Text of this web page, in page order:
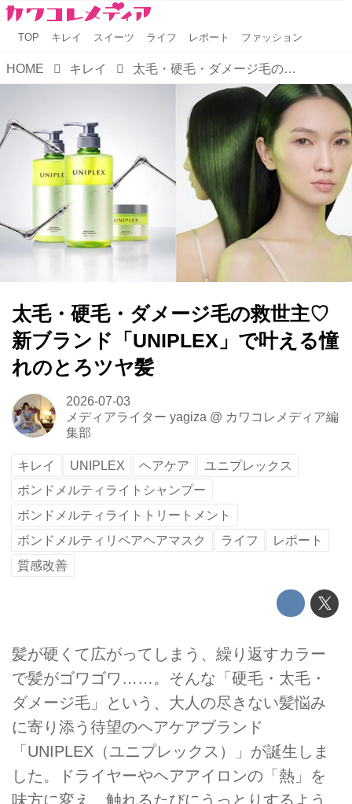
TOP キレイ スイーツ ライフ レポート ファッション
HOME キレイ 太毛・硬毛・ダメージ毛の救世主♡新ブランド「UNIPLEX」で叶える憧れのとろツヤ髪
太毛・硬毛・ダメージ毛の救世主♡
新ブランド「UNIPLEX」で叶える憧
れのとろツヤ髪
2026-07-03
メディアライター yagiza @ カワコレメディア編
集部
キレイ UNIPLEX ヘアケア
ユニプレックス
ボンドメルティライトシャンプー
ボンドメルティライトトリートメント
ボンドメルティリペアヘアマスク
ライフ
レポート
質感改善
髪が硬くて広がってしまう、繰り返すカラー
で髪がゴワゴワ……。そんな「硬毛・太毛・
ダメージ毛」という、大人の尽きない髪悩み
に寄り添う待望のヘアケアブランド
「UNIPLEX（ユニプレックス）」が誕生しま
した。ドライヤーやヘアアイロンの「熱」を
味方に変え、触れるたびにうっとりするよう